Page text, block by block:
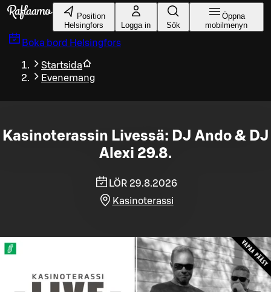
Gå till huvudinnehållet
Position
Helsingfors
Logga in Sök
Öppna
mobilmenyn
Boka bord Helsingfors
Startsida
Evenemang
Kasinoterassin Livessä: DJ Ando & DJ
Alexi 29.8.
LÖR 29.8.2026
Kasinoterassi